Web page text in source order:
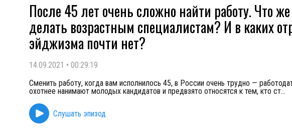
После 45 лет очень сложно найти работу. Что же
делать возрастным специалистам? И в каких
эйджизма почти нет?
14.09.2021 • 00:29:19
Сменить работу, когда вам исполнилось 45, в России очень трудно —
охотнее нанимают молодых кандидатов и предвзято относятся к тем, кто ст...
Слушать эпизод